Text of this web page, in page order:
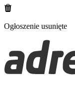
Ogłoszenie usunięte